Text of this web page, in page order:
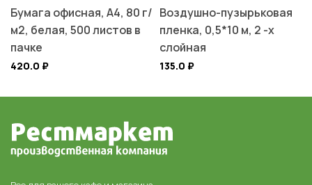
Бумага офисная, А4, 80 г/
м2, белая, 500 листов в
пачке
420.0 ₽
Воздушно-пузырьковая
пленка, 0,5*10 м, 2 -х
слойная
135.0 ₽